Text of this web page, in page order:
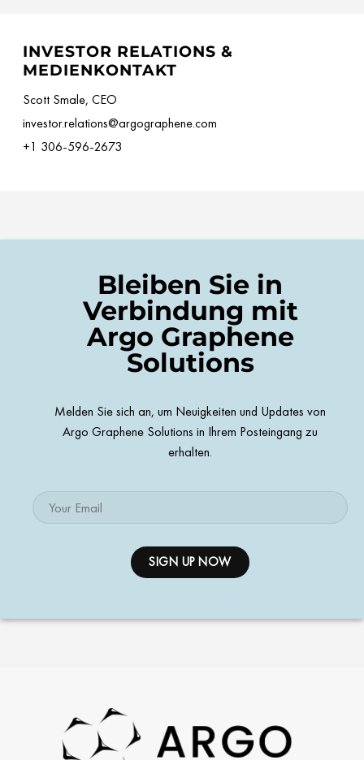
INVESTOR RELATIONS &
MEDIENKONTAKT
Scott Smale, CEO
investor.relations@argographene.com
+1 306-596-2673
Bleiben Sie in
Verbindung mit
Argo Graphene
Solutions
Melden Sie sich an, um Neuigkeiten und Updates von
Argo Graphene Solutions in Ihrem Posteingang zu
erhalten.